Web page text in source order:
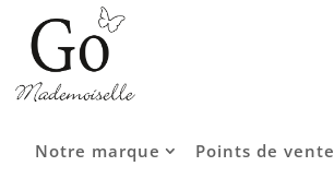
Notre marque Points de vente